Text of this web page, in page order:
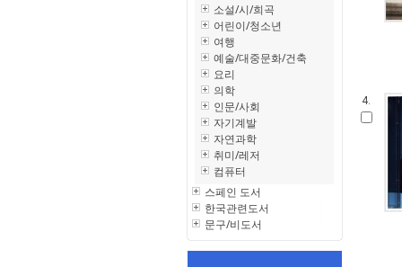
소설/시/희곡
어린이/청소년
여행
예술/대중문화/건축
요리
의학
인문/사회
자기계발
자연과학
취미/레저
컴퓨터
스페인 도서
한국관련도서
문구/비도서
4.